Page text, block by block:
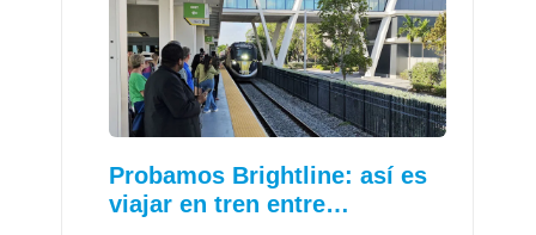
Probamos Brightline: así es
viajar en tren entre…